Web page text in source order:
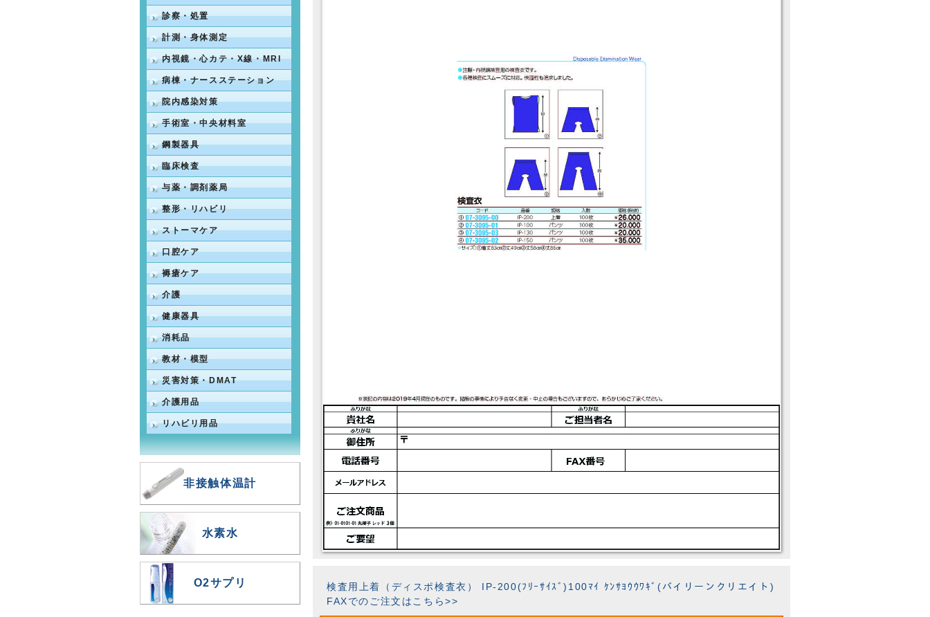
検査用上着（ディスポ検査衣） IP-200(ﾌﾘｰｻｲｽﾞ)100ﾏｲ ｹﾝｻﾖｳｳﾜｷﾞ(バイリーンクリエイト)
FAXでのご注文はこちら>>
診察・処置
計測・身体測定
内視鏡・心カテ・X線・MRI
病棟・ナースステーション
院内感染対策
手術室・中央材料室
鋼製器具
臨床検査
与薬・調剤薬局
整形・リハビリ
ストーマケア
口腔ケア
褥瘡ケア
介護
健康器具
消耗品
教材・模型
災害対策・DMAT
介護用品
リハビリ用品
非接触体温計
水素水
O2サプリ